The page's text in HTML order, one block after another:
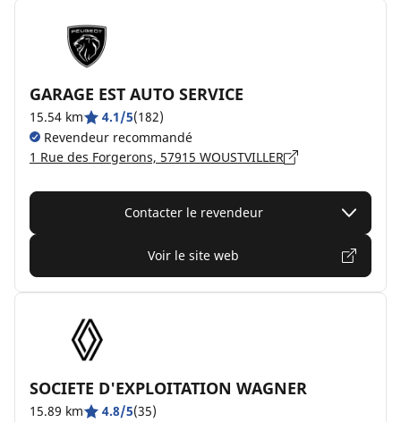
GARAGE EST AUTO SERVICE
15.54 km 4.1/5(182)
Revendeur recommandé
1 Rue des Forgerons, 57915 WOUSTVILLER
Contacter le revendeur
Voir le site web
SOCIETE D'EXPLOITATION WAGNER
15.89 km 4.8/5(35)